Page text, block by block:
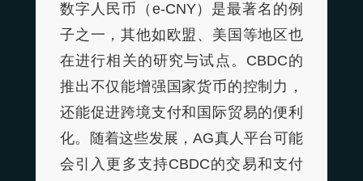
数字人民币（e-CNY）是最著名的例
子之一，其他如欧盟、美国等地区也
在进行相关的研究与试点。CBDC的
推出不仅能增强国家货币的控制力，
还能促进跨境支付和国际贸易的便利
化。随着这些发展，AG真人平台可能
会引入更多支持CBDC的交易和支付